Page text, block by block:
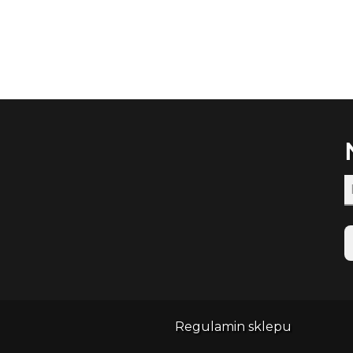
Regulamin sklepu